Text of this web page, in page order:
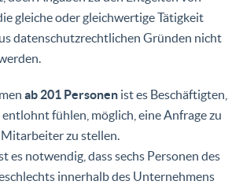
gleiche oder gleichwertige Tätigkeit
datenschutzrechtlichen Gründen nicht
ab 201 Personen ist es Beschäftigten,
fühlen, möglich, eine Anfrage zu
zu stellen.
es notwendig, dass sechs Personen des
innerhalb des Unternehmens